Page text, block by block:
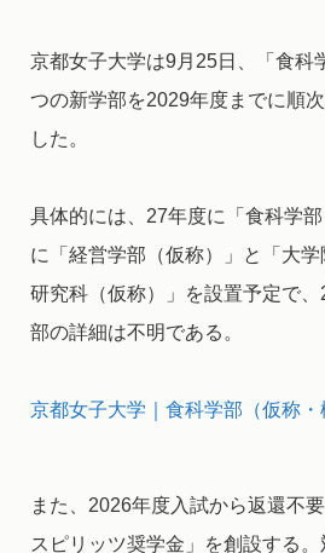
京都女子大学は9月25日、「食科
つの新学部を2029年度までに順
した。
具体的には、27年度に「食科学
に「経営学部（仮称）」と「大
研究科（仮称）」を設置予定で
部の詳細は不明である。
京都女子大学｜食科学部（仮称
また、2026年度入試から返還不
スピリッツ奨学金」を創設する